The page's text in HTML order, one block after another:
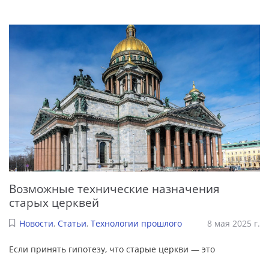
Возможные технические назначения
старых церквей
Новости, Статьи, Технологии прошлого 8 мая 2025 г.
Если принять гипотезу, что старые церкви — это